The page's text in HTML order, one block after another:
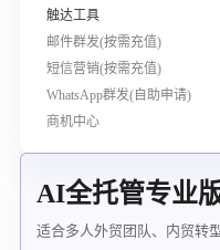
触达工具
邮件群发(按需充值)
短信营销(按需充值)
WhatsApp群发(自助申请)
商机中心
AI全托管专业
适合多人外贸团队、内贸转